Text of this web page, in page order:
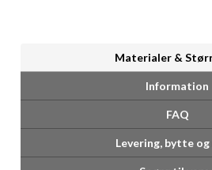
Materialer &
Information
FAQ
Levering, bytte